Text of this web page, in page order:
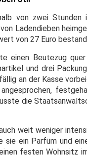
von zwei Stunden
Ladendieben
von 27 Euro
einen Beutezug
und drei
an der Kasse
die
weit weniger
sie ein Parfüm und
festen Wohnsitz